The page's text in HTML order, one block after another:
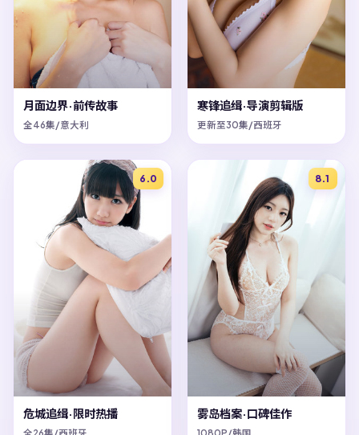
月面边界·前传故事
全46集/意大利
寒锋追缉·导演剪辑版
更新至30集/西班牙
6.0
危城追缉·限时热播
8.1
雾岛档案·口碑佳作